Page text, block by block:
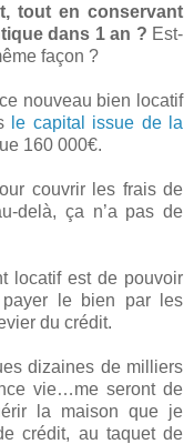
tout en conservant
dans 1 an ? Est-
façon ?
nouveau bien locatif
le capital issue de la
160 000€.
couvrir les frais de
delà, ça n’a pas de
locatif est de pouvoir
le bien par les
du crédit.
dizaines de milliers
vie…me seront de
la maison que je
crédit, au taquet de